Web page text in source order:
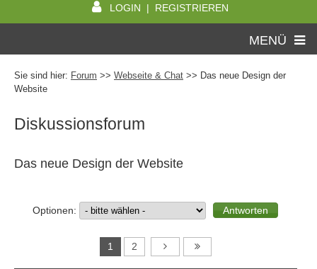
LOGIN | REGISTRIEREN
MENÜ
Sie sind hier: Forum >> Webseite & Chat >> Das neue Design der
Website
Diskussionsforum
Das neue Design der Website
Optionen:
1 2